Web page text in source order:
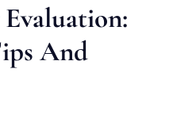
And